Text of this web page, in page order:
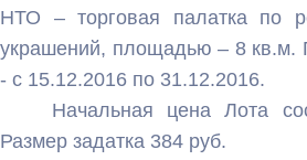
НТО – торговая палатка по
украшений, площадью – 8 кв.м.
- с 15.12.2016 по 31.12.2016.
Начальная цена Лота
Размер задатка 384 руб.